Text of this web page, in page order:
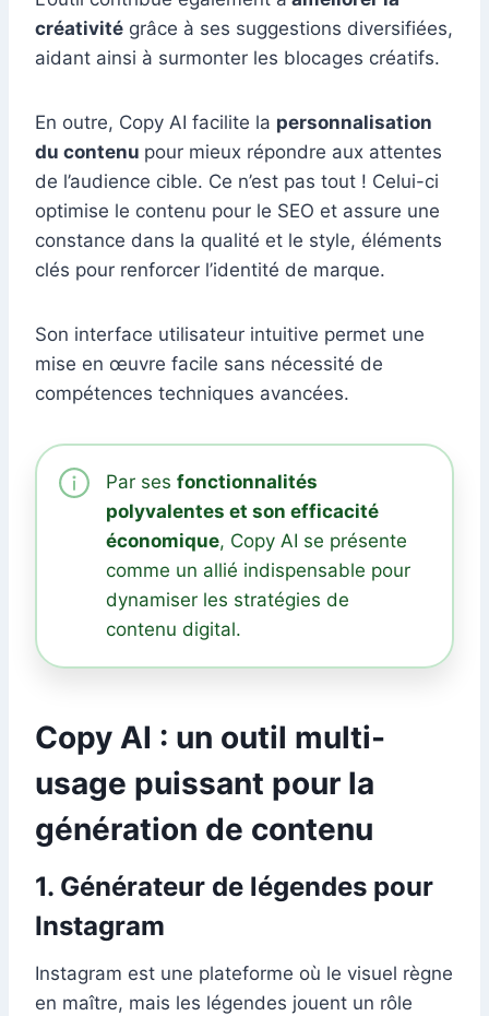
créativité grâce à ses suggestions diversifiées,
aidant ainsi à surmonter les blocages créatifs.
En outre, Copy AI facilite la personnalisation
du contenu pour mieux répondre aux attentes
de l’audience cible. Ce n’est pas tout ! Celui-ci
optimise le contenu pour le SEO et assure une
constance dans la qualité et le style, éléments
clés pour renforcer l’identité de marque.
Son interface utilisateur intuitive permet une
mise en œuvre facile sans nécessité de
compétences techniques avancées.
Par ses fonctionnalités
polyvalentes et son efficacité
économique, Copy AI se présente
comme un allié indispensable pour
dynamiser les stratégies de
contenu digital.
Copy AI : un outil multi-
usage puissant pour la
génération de contenu
1. Générateur de légendes pour
Instagram
Instagram est une plateforme où le visuel règne
en maître, mais les légendes jouent un rôle